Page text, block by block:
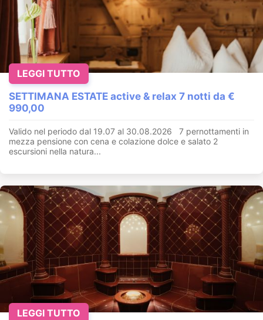
SETTIMANA ESTATE active & relax 7 notti da €
990,00
Valido nel periodo dal 19.07 al 30.08.2026 7 pernottamenti in
mezza pensione con cena e colazione dolce e salato 2
escursioni nella natura...
LEGGI TUTTO
LEGGI TUTTO